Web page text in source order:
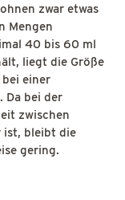
zwar etwas
Mengen
40 bis 60 ml
liegt die Größe
einer
Da bei der
zwischen
ist, bleibt die
gering.